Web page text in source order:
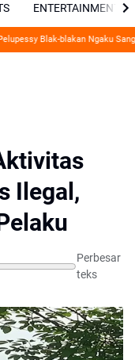
ENTERTAINMENT
Blak-blakan Ngaku Sangat
Ilegal,
Perbesar
teks